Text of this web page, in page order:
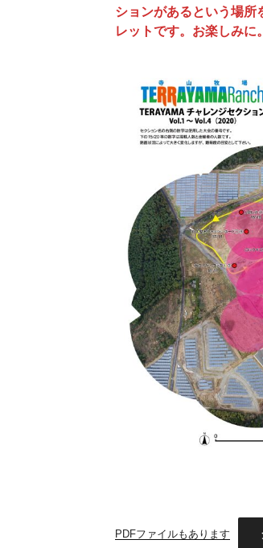
ションがあるという場所
レットです。お楽しみに。
PDFファイルもあります